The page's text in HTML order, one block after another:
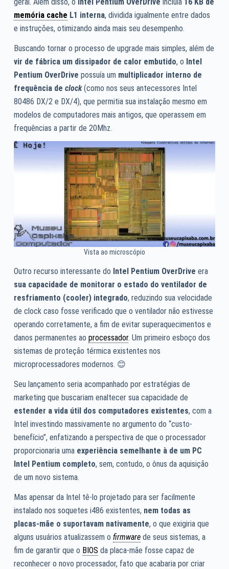
memória cache L1 interna, dividida igualmente entre dados
e instruções, otimizando ainda mais seu desempenho.
Buscando tornar o processo de upgrade mais simples, além de
vir de fábrica um dissipador de calor embutido, o Intel
Pentium OverDrive possuía um multiplicador interno de
frequência de clock (como nos seus antecessores Intel
80486 DX/2 e DX/4), que permitia sua instalação mesmo em
modelos de computadores mais antigos, que operassem em
frequências a partir de 20Mhz.
Vista ao microscópio
Outro recurso interessante do Intel Pentium OverDrive era
sua capacidade de monitorar o estado do ventilador de
resfriamento (cooler) integrado, reduzindo sua velocidade
de clock caso fosse verificado que o ventilador não estivesse
operando corretamente, a fim de evitar superaquecimentos e
danos permanentes ao processador. Um primeiro esboço dos
sistemas de proteção térmica existentes nos
microprocessadores modernos. 😊
Seu lançamento seria acompanhado por estratégias de
marketing que buscariam enaltecer sua capacidade de
estender a vida útil dos computadores existentes, com a
Intel investindo massivamente no argumento do “custo-
benefício”, enfatizando a perspectiva de que o processador
proporcionaria uma experiência semelhante à de um PC
Intel Pentium completo, sem, contudo, o ônus da aquisição
de um novo sistema.
Mas apensar da Intel tê-lo projetado para ser facilmente
instalado nos soquetes i486 existentes, nem todas as
placas-mãe o suportavam nativamente, o que exigiria que
alguns usuários atualizassem o firmware de seus sistemas, a
fim de garantir que o BIOS da placa-mãe fosse capaz de
reconhecer o novo processador, fato que acabaria por criar